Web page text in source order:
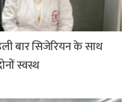
बार सिजेरियन के साथ
स्वस्थ